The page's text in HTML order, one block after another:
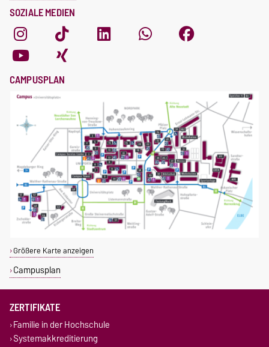
SOZIALE MEDIEN
CAMPUSPLAN
Größere Karte anzeigen
Campusplan
ZERTIFIKATE
Familie in der Hochschule
Systemakkreditierung